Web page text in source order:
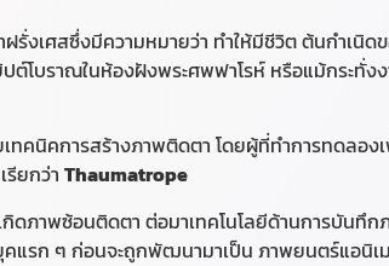
รั่งเศสซึ่งมีความหมายว่า ทำให้มีชีวิตต้นกำเนิด
โบราณในห้องฝังพระศพฟาโรห์ หรือแม้กระทั่ง
ทคนิคการสร้างภาพติดตา โดยผู้ที่ทําการทดลอ
รียกว่า Thaumatrope
กิดภาพซ้อนติดตา ต่อมาเทคโนโลยีด้านการบันทึก
คแรก ๆ ก่อนจะถูกพัฒนามาเป็น ภาพยนตร์แอนิเ